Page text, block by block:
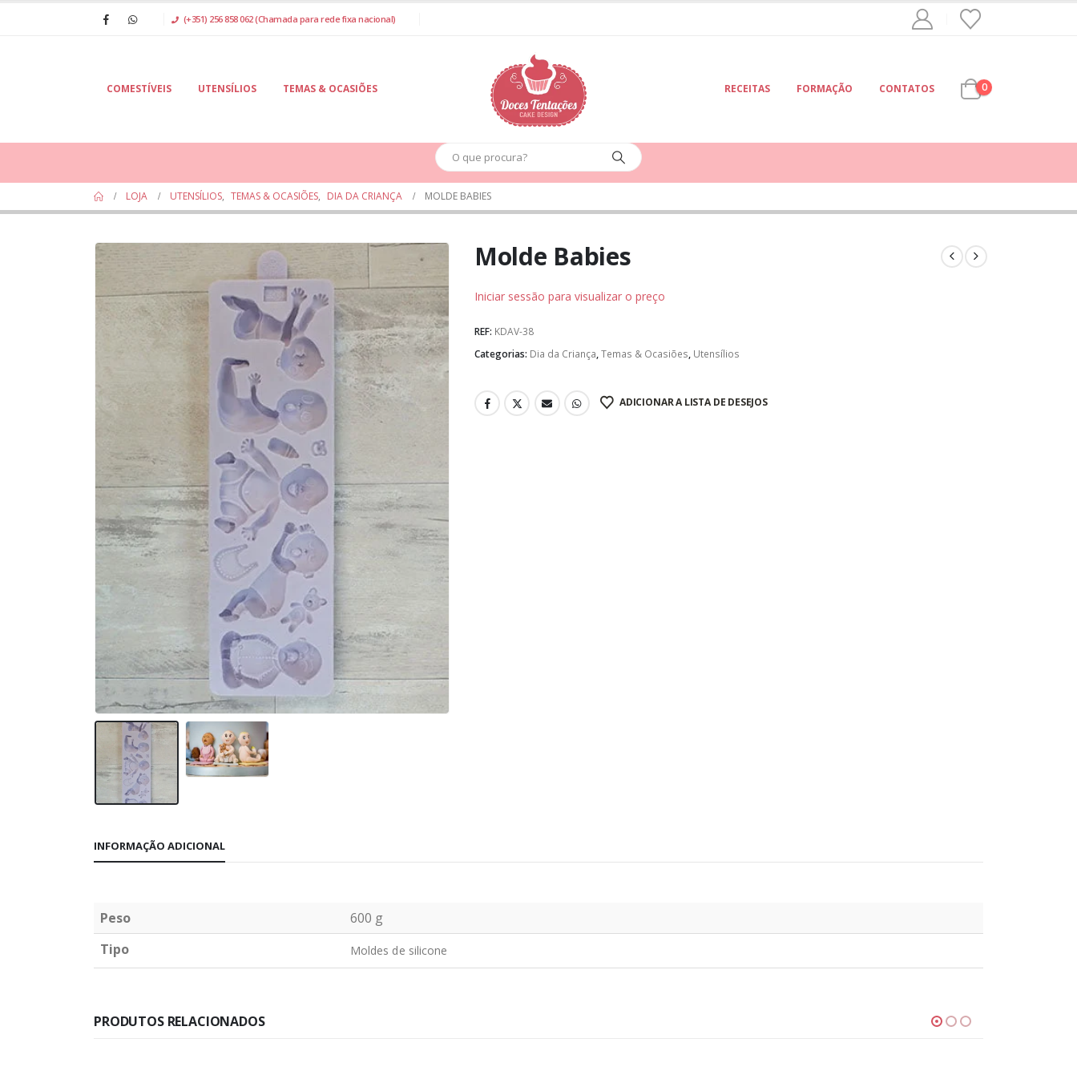
(+351) 256 858 062 (Chamada para rede fixa nacional)
COMESTÍVEIS UTENSÍLIOS TEMAS & OCASIÕES RECEITAS FORMAÇÃO CONTATOS 0
LOJA UTENSÍLIOS, TEMAS & OCASIÕES, DIA DA CRIANÇA MOLDE BABIES
Molde Babies
Iniciar sessão para visualizar o preço
REF: KDAV-38
Categorias: Dia da Criança,Temas & Ocasiões, Utensílios
ADICIONAR A LISTA DE DESEJOS
INFORMAÇÃO ADICIONAL
Peso
600 g
Tipo
Moldes de silicone
PRODUTOS RELACIONADOS